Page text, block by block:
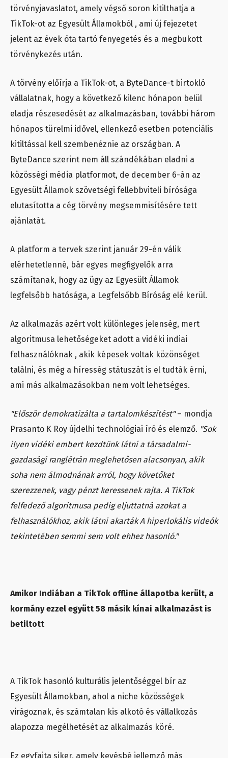
törvényjavaslatot, amely végső soron kitilthatja a
TikTok-ot az Egyesült Államokból , ami új fejezetet
jelent az évek óta tartó fenyegetés és a megbukott
törvénykezés után.
A törvény előírja a TikTok-ot, a ByteDance-t birtokló
vállalatnak, hogy a következő kilenc hónapon belül
eladja részesedését az alkalmazásban, további három
hónapos türelmi idővel, ellenkező esetben potenciális
kitiltással kell szembenéznie az országban. A
ByteDance szerint nem áll szándékában eladni a
közösségi média platformot, de december 6-án az
Egyesült Államok szövetségi fellebbviteli bírósága
elutasította a cég törvény megsemmisítésére tett
ajánlatát.
A platform a tervek szerint január 29-én válik
elérhetetlenné, bár egyes megfigyelők arra
számítanak, hogy az ügy az Egyesült Államok
legfelsőbb hatósága, a Legfelsőbb Bíróság elé kerül.
Az alkalmazás azért volt különleges jelenség, mert
algoritmusa lehetőségeket adott a vidéki indiai
felhasználóknak , akik képesek voltak közönséget
találni, és még a híresség státuszát is el tudták érni,
ami más alkalmazásokban nem volt lehetséges.
"Először demokratizálta a tartalomkészítést"– mondja
Prasanto K Roy újdelhi technológiai író és elemző. "Sok
ilyen vidéki embert kezdtünk látni a társadalmi-
gazdasági ranglétrán meglehetősen alacsonyan, akik
soha nem álmodnának arról, hogy követőket
szerezzenek, vagy pénzt keressenek rajta. A TikTok
felfedező algoritmusa pedig eljuttatná azokat a
felhasználókhoz, akik látni akarták A hiperlokális videók
tekintetében semmi sem volt ehhez hasonló."
Amikor Indiában a TikTok offline állapotba került, a
kormány ezzel együtt 58 másik kínai alkalmazást is
betiltott
A TikTok hasonló kulturális jelentőséggel bír az
Egyesült Államokban, ahol a niche közösségek
virágoznak, és számtalan kis alkotó és vállalkozás
alapozza megélhetését az alkalmazás köré.
Ez egyfajta siker, amely kevésbé jellemző más